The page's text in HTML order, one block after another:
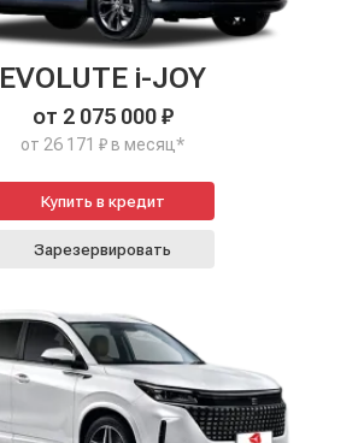
EVOLUTE i-JOY
от 2 075 000 ₽
от 26 171 ₽ в месяц*
Купить в кредит
Зарезервировать